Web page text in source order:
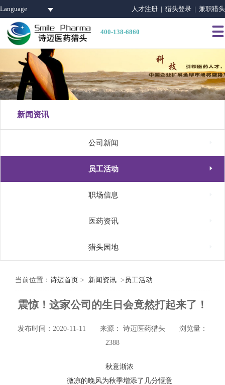
Language 人才注册 | 猎头登录 | 兼职猎头
400-138-6860 
新闻资讯
公司新闻
员工活动 
职场信息
医药资讯
猎头园地
当前位置： 诗迈首页 > 新闻资讯 > 员工活动
震惊！这家公司的生日会竟然打起来了！
发布时间：2020-11-11 来源： 诗迈医药猎头
浏览量：
2388
秋意渐浓
微凉的晚风为秋季增添了几分惬意